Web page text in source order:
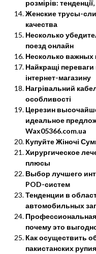
розмірів:
Женские трусы-
качества
Несколько
поезд онлайн
Несколько важных
Найкращі
інтернет-магазину
Нагрівальний
особливості
Церезин
идеальное
Wax05366.com.ua
Купуйте Жіночі
Хирургическое
плюсы
Выбор лучшего
POD-систем
Тенденции в
автомобильных
Профессиональная
почему это
Как осуществить
пакистанских